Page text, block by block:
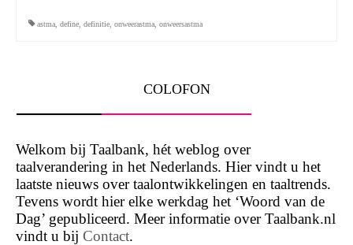
astma define definitie onweerastma onweersastma
COLOFON
Welkom bij Taalbank, hét weblog over
taalverandering in het Nederlands. Hier vindt u het
laatste nieuws over taalontwikkelingen en taaltrends.
Tevens wordt hier elke werkdag het ‘Woord van de
Dag’ gepubliceerd. Meer informatie over Taalbank.nl
vindt u bij Contact.